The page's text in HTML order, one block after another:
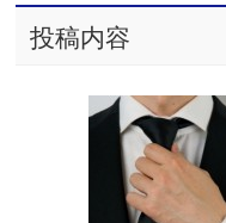
投稿内容